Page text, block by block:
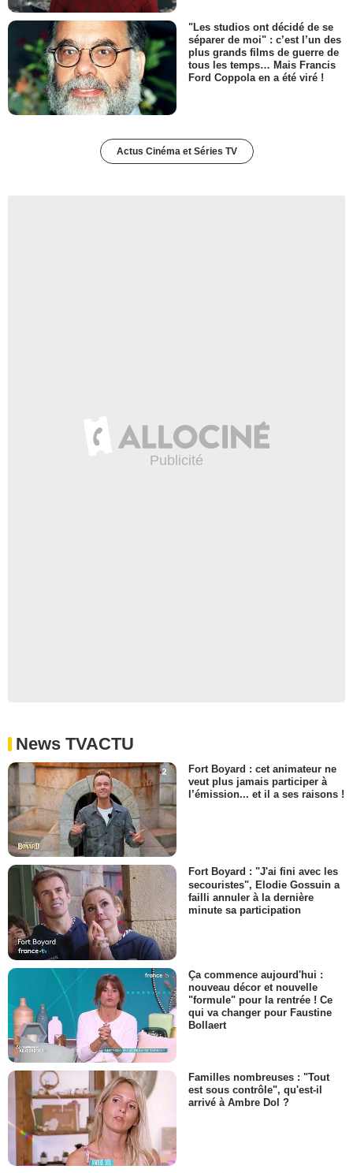
"Les studios ont décidé de se
séparer de moi" : c’est l’un des
plus grands films de guerre de
tous les temps… Mais Francis
Ford Coppola en a été viré !
Actus Cinéma et Séries TV
News TVACTU
Fort Boyard : cet animateur ne
veut plus jamais participer à
l’émission... et il a ses raisons !
Fort Boyard : "J'ai fini avec les
secouristes", Elodie Gossuin a
failli annuler à la dernière
minute sa participation
Ça commence aujourd'hui :
nouveau décor et nouvelle
"formule" pour la rentrée ! Ce
qui va changer pour Faustine
Bollaert
Familles nombreuses : "Tout
est sous contrôle", qu'est-il
arrivé à Ambre Dol ?